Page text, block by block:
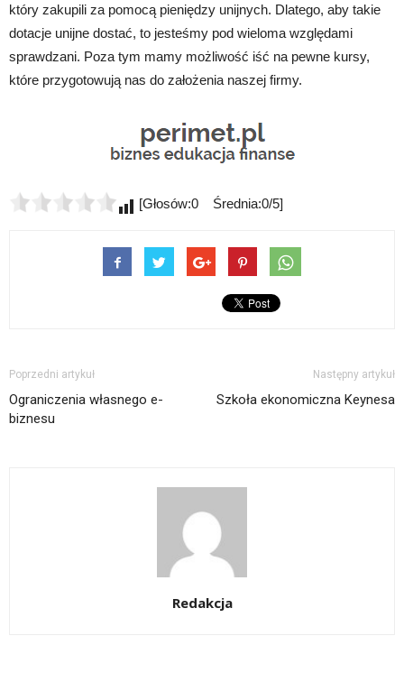
który zakupili za pomocą pieniędzy unijnych. Dlatego, aby takie
dotacje unijne dostać, to jesteśmy pod wieloma względami
sprawdzani. Poza tym mamy możliwość iść na pewne kursy,
które przygotowują nas do założenia naszej firmy.
[Głosów:0 Średnia:0/5]
Poprzedni artykuł
Ograniczenia własnego e-
biznesu
Następny artykuł
Szkoła ekonomiczna Keynesa
Redakcja